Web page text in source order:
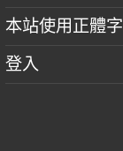
本站使用正體字
登入